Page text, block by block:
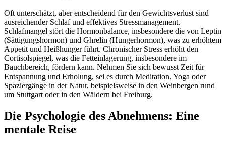
Oft unterschätzt, aber entscheidend für den Gewichtsverlust sind
ausreichender Schlaf und effektives Stressmanagement.
Schlafmangel stört die Hormonbalance, insbesondere die von Leptin
(Sättigungshormon) und Ghrelin (Hungerhormon), was zu erhöhtem
Appetit und Heißhunger führt. Chronischer Stress erhöht den
Cortisolspiegel, was die Fetteinlagerung, insbesondere im
Bauchbereich, fördern kann. Nehmen Sie sich bewusst Zeit für
Entspannung und Erholung, sei es durch Meditation, Yoga oder
Spaziergänge in der Natur, beispielsweise in den Weinbergen rund
um Stuttgart oder in den Wäldern bei Freiburg.
Die Psychologie des Abnehmens: Eine
mentale Reise